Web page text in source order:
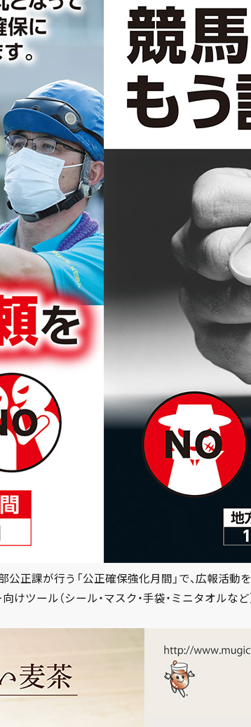
正課が行う「公正確保強化月間」で、広報活動
けツール（シール・マスク・手袋・ミニタオルな